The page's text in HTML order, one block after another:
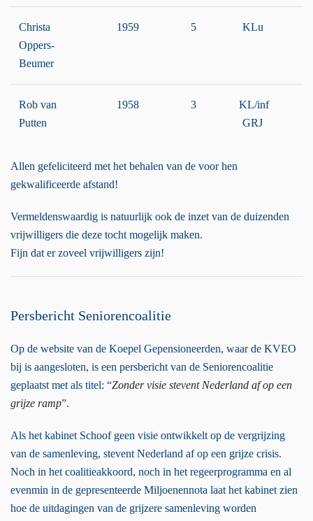
Christa
Oppers-
Beumer
1959 5 KLu
Rob van
Putten
1958 3
KL/inf
GRJ
Allen gefeliciteerd met het behalen van de voor hen
gekwalificeerde afstand!
Vermeldenswaardig is natuurlijk ook de inzet van de duizenden
vrijwilligers die deze tocht mogelijk maken.
Fijn dat er zoveel vrijwilligers zijn!
Persbericht Seniorencoalitie
Op de website van de Koepel Gepensioneerden, waar de KVEO
bij is aangesloten, is een persbericht van de Seniorencoalitie
geplaatst met als titel: “Zonder visie stevent Nederland af op een
grijze ramp”.
Als het kabinet Schoof geen visie ontwikkelt op de vergrijzing
van de samenleving, stevent Nederland af op een grijze crisis.
Noch in het coalitieakkoord, noch in het regeerprogramma en al
evenmin in de gepresenteerde Miljoenennota laat het kabinet zien
hoe de uitdagingen van de grijzere samenleving worden